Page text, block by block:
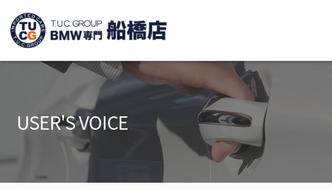
在庫リスト
Stock list
保証＆サービス
Warranty and Serivce
アクセスマップ
Special service
オーダーサービス
USER'S VOICE